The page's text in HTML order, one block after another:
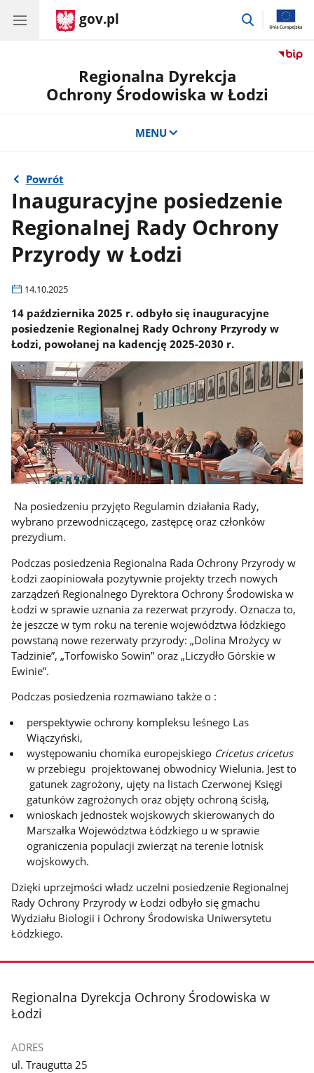
gov.pl
przejdź
Regionalna Dyrekcja
Ochrony Środowiska w Łodzi
MENU
Powrót
Inauguracyjne posiedzenie
Regionalnej Rady Ochrony
Przyrody w Łodzi
14.10.2025
14 października 2025 r. odbyło się inauguracyjne
posiedzenie Regionalnej Rady Ochrony Przyrody w
Łodzi, powołanej na kadencję 2025-2030 r.
Na posiedzeniu przyjęto Regulamin działania Rady,
wybrano przewodniczącego, zastępcę oraz członków
prezydium.
Podczas posiedzenia Regionalna Rada Ochrony Przyrody w
Łodzi zaopiniowała pozytywnie projekty trzech nowych
zarządzeń Regionalnego Dyrektora Ochrony Środowiska w
Łodzi w sprawie uznania za rezerwat przyrody. Oznacza to,
że jeszcze w tym roku na terenie województwa łódzkiego
powstaną nowe rezerwaty przyrody: „Dolina Mrożycy w
Tadzinie”, „Torfowisko Sowin” oraz „Liczydło Górskie w
Ewinie”.
Podczas posiedzenia rozmawiano także o :
perspektywie ochrony kompleksu leśnego Las
Wiączyński,
występowaniu chomika europejskiego Cricetus cricetus
w przebiegu projektowanej obwodnicy Wielunia. Jest to
gatunek zagrożony, ujęty na listach Czerwonej Księgi
gatunków zagrożonych oraz objęty ochroną ścisłą,
wnioskach jednostek wojskowych skierowanych do
Marszałka Województwa Łódzkiego u w sprawie
ograniczenia populacji zwierząt na terenie lotnisk
wojskowych.
Dzięki uprzejmości władz uczelni posiedzenie Regionalnej
Rady Ochrony Przyrody w Łodzi odbyło się gmachu
Wydziału Biologii i Ochrony Środowiska Uniwersytetu
Łódzkiego.
stopka
Regionalna Dyrekcja Ochrony Środowiska w
Łodzi
ADRES
ul. Traugutta 25